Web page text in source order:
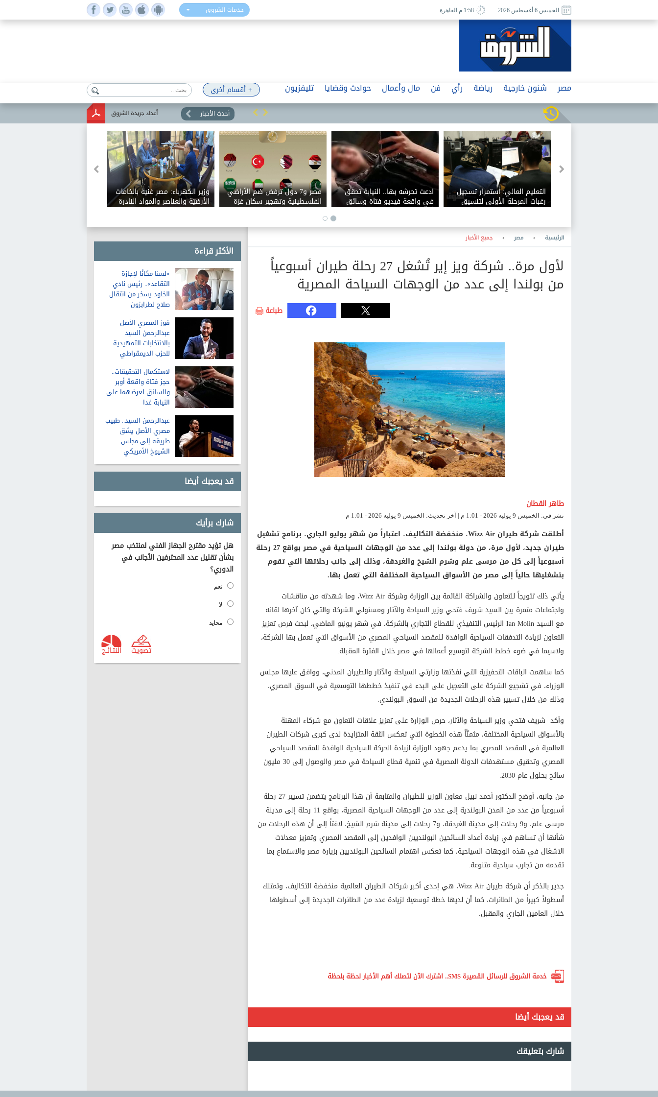
خدمات الشروق الخميس 6 أغسطس 2026 1:58 م القاهرة
+ أقسام أخرى مصر شئون خارجية رياضة رأي فن مال وأعمال حوادث وقضايا تليفزيون
أعداد جريدة الشروق أحدث الأخبار
التعليم العالي: استمرار تسجيل
رغبات المرحلة الأولى لتنسيق
القبول بالكليات والمعاهد 2026-
ادعت تحرشه بها.. النيابة تحقق
في واقعة فيديو فتاة وسائق
أوبر بالقاهرة
مصر و7 دول ترفض ضم الأراضي
الفلسطينية وتهجير سكان غزة
وتتمسك بحل الدولتين
وزير الكهرباء: مصر غنية بالخامات
الأرضيّة والعناصر والمواد النادرة
الأكثر قراءة
«لسنا مكانًا لإجازة
التقاعد».. رئيس نادي
الخلود يسخر من انتقال
صلاح لطرابزون
فوز المصري الأصل
عبدالرحمن السيد
بالانتخابات التمهيدية
للحزب الديمقراطي
ميشيجان
لاستكمال التحقيقات..
حجز فتاة واقعة أوبر
والسائق لعرضهما على
النيابة غدا
عبدالرحمن السيد.. طبيب
مصري الأصل يشق
طريقه إلى مجلس
الشيوخ الأمريكي
قد يعجبك أيضا
شارك برأيك
هل تؤيد مقترح الجهاز الفني لمنتخب مصر
بشأن تقليل عدد المحترفين الأجانب في
الدوري؟
نعم
لا
محايد
النتـائـج تصويت
الرئيسية › مصر › جميع الأخبار
لأول مرة.. شركة ويز إير تُشغل 27 رحلة طيران أسبوعياً
من بولندا إلى عدد من الوجهات السياحة المصرية
طباعة
طاهر القطان
نشر في: الخميس 9 يوليه 2026 - 1:01 م | آخر تحديث: الخميس 9 يوليه 2026 - 1:01 م
أطلقت شركة طيران Wizz Air، منخفضة التكاليف، اعتباراً من شهر يوليو الجاري، برنامج تشغيل
طيران جديد، لأول مرة، من دولة بولندا إلى عدد من الوجهات السياحية في مصر بواقع 27 رحلة
أسبوعياً إلى كل من مرسى علم وشرم الشيخ والغردقة، وذلك إلى جانب رحلاتها التي تقوم
بتشغليها حالياً إلى مصر من الأسواق السياحية المختلفة التي تعمل بها.
يأتي ذلك تتويجاً للتعاون والشراكة القائمة بين الوزارة وشركة Wizz Air، وما شهدته من مناقشات
واجتماعات مثمرة بين السيد شريف فتحي وزير السياحة والآثار ومسئولي الشركة والتي كان آخرها لقائه
مع السيد Ian Molin الرئيس التنفيذي للقطاع التجاري بالشركة، في شهر يونيو الماضي، لبحث فرص تعزيز
التعاون لزيادة التدفقات السياحية الوافدة للمقصد السياحي المصري من الأسواق التي تعمل بها الشركة،
ولاسيما في ضوء خطط الشركة لتوسيع أعمالها في مصر خلال الفترة المقبلة.
كما ساهمت الباقات التحفيزية التي نفذتها وزارتي السياحة والآثار والطيران المدني، ووافق عليها مجلس
الوزراء، في تشجيع الشركة على التعجيل على البدء في تنفيذ خططها التوسعية في السوق المصري،
وذلك من خلال تسيير هذه الرحلات الجديدة من السوق البولندي.
وأكد شريف فتحي وزير السياحة والآثار، حرص الوزارة على تعزيز علاقات التعاون مع شركاء المهنة
بالأسواق السياحية المختلفة، مثمنَّاً هذه الخطوة التي تعكس الثقة المتزايدة لدى كبرى شركات الطيران
العالمية في المقصد المصري بما يدعم جهود الوزارة لزيادة الحركة السياحية الوافدة للمقصد السياحي
المصري وتحقيق مستهدفات الدولة المصرية في تنمية قطاع السياحة في مصر والوصول إلى 30 مليون
سائح بحلول عام 2030.
من جانبه، أوضح الدكتور أحمد نبيل معاون الوزير للطيران والمتابعة أن هذا البرنامج يتضمن تسيير 27 رحلة
أسبوعياً من عدد من المدن البولندية إلى عدد من الوجهات السياحية المصرية، بواقع 11 رحلة إلى مدينة
مرسى علم، و9 رحلات إلى مدينة الغردقة، و7 رحلات إلى مدينة شرم الشيخ، لافتاً إلى أن هذه الرحلات من
شأنها أن تساهم في زيادة أعداد السائحين البولنديين الوافدين إلى المقصد المصري وتعزيز معدلات
الاشغال في هذه الوجهات السياحية، كما تعكس اهتمام السائحين البولنديين بزيارة مصر والاستماع بما
تقدمه من تجارب سياحية متنوعة.
جدير بالذكر أن شركة طيران Wizz Air، هي إحدى أكبر شركات الطيران العالمية منخفضة التكاليف، وتمتلك
أسطولاً كبيراً من الطائرات، كما أن لديها خطة توسعية لزيادة عدد من الطائرات الجديدة إلى أسطولها
خلال العامين الجاري والمقبل.
خدمة الشروق للرسائل القصيرة SMS.. اشترك الآن لتصلك أهم الأخبار لحظة بلحظة
قد يعجبك أيضا
شارك بتعليقك